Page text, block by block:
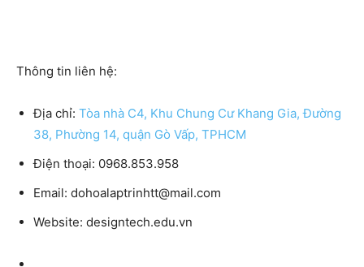
Thông tin liên hệ:
Địa chỉ: Tòa nhà C4, Khu Chung Cư Khang Gia, Đường
38, Phường 14, quận Gò Vấp, TPHCM
Điện thoại: 0968.853.958
Email: dohoalaptrinhtt@mail.com
Website: designtech.edu.vn